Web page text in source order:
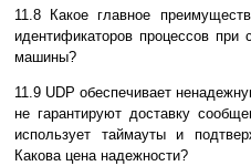
11.8 Какое главное
идентификаторов пpоцессов при
машины?
11.9 UDP обеспечивает
не гаpантиpуют доставку
использует таймауты и
Какова цена надежности?